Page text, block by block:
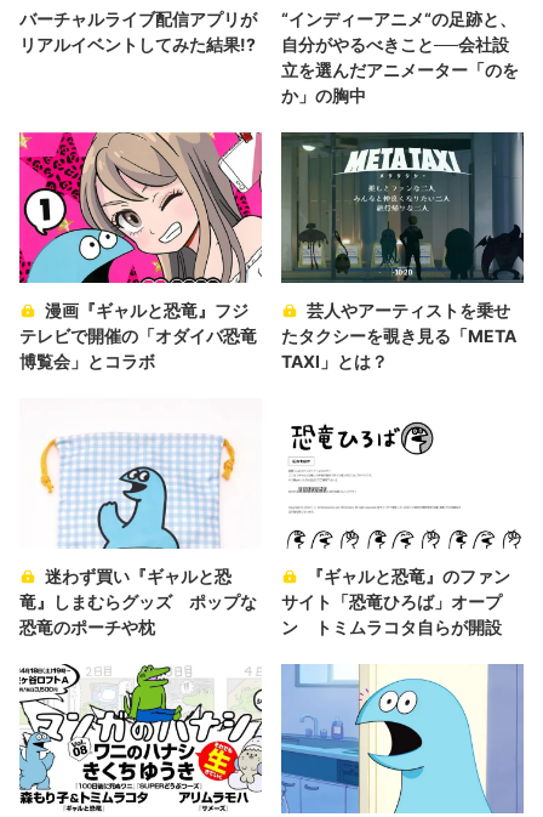
バーチャルライブ配信アプリが
リアルイベントしてみた結果!?
“インディーアニメ“の足跡と、
自分がやるべきこと──会社設
立を選んだアニメーター「のを
か」の胸中
漫画『ギャルと恐竜』フジ
テレビで開催の「オダイバ恐竜
博覧会」とコラボ
芸人やアーティストを乗せ
たタクシーを覗き見る「META
TAXI」とは？
迷わず買い『ギャルと恐
竜』しまむらグッズ ポップな
恐竜のポーチや枕
『ギャルと恐竜』のファン
サイト「恐竜ひろば」オープ
ン トミムラコタ自らが開設